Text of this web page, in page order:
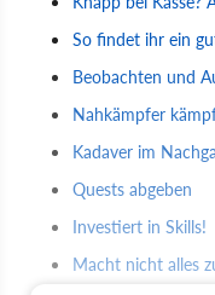
So findet ihr ein
Beobachten und
Nahkämpfer
Kadaver im
Quests abgeben
Investiert in Skills!
Macht nicht alles